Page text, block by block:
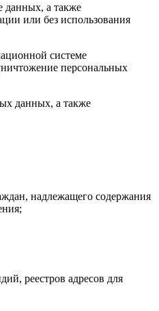
данных, а также
или без использования
системе
персональных
данных, а также
надлежащего содержания
реестров адресов для